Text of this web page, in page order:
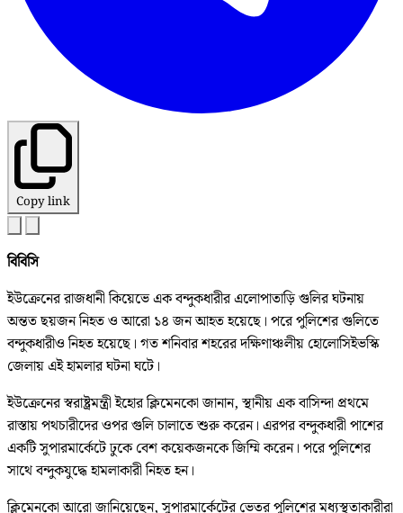
Copy link
বিবিসি
ইউক্রেনের রাজধানী কিয়েভে এক বন্দুকধারীর এলোপাতাড়ি গুলির ঘটনায়
অন্তত ছয়জন নিহত ও আরো ১৪ জন আহত হয়েছে। পরে পুলিশের গুলিতে
বন্দুকধারীও নিহত হয়েছে। গত শনিবার শহরের দক্ষিণাঞ্চলীয় হোলোসিইভস্কি
জেলায় এই হামলার ঘটনা ঘটে।
ইউক্রেনের স্বরাষ্ট্রমন্ত্রী ইহোর ক্লিমেনকো জানান, স্থানীয় এক বাসিন্দা প্রথমে
রাস্তায় পথচারীদের ওপর গুলি চালাতে শুরু করেন। এরপর বন্দুকধারী পাশের
একটি সুপারমার্কেটে ঢুকে বেশ কয়েকজনকে জিম্মি করেন। পরে পুলিশের
সাথে বন্দুকযুদ্ধে হামলাকারী নিহত হন।
ক্লিমেনকো আরো জানিয়েছেন, সুপারমার্কেটের ভেতর পুলিশের মধ্যস্থতাকারীরা